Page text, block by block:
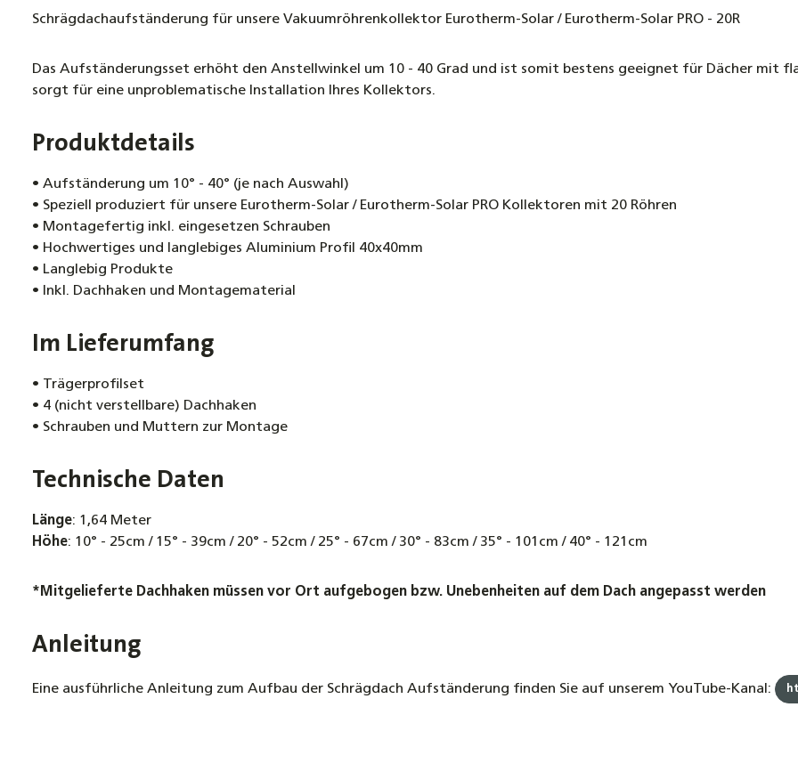
Schrägdachaufständerung für unsere Vakuumröhrenkollektor Eurotherm-Solar / Eurotherm-Solar PRO - 20R
Das Aufständerungsset erhöht den Anstellwinkel um 10 - 40 Grad und ist somit bestens geeignet für Dächer mit
sorgt für eine unproblematische Installation Ihres Kollektors.
Produktdetails
• Aufständerung um 10° - 40° (je nach Auswahl)
• Speziell produziert für unsere Eurotherm-Solar / Eurotherm-Solar PRO Kollektoren mit 20 Röhren
• Montagefertig inkl. eingesetzen Schrauben
• Hochwertiges und langlebiges Aluminium Profil 40x40mm
• Langlebig Produkte
• Inkl. Dachhaken und Montagematerial
Im Lieferumfang
• Trägerprofilset
• 4 (nicht verstellbare) Dachhaken
• Schrauben und Muttern zur Montage
Technische Daten
Länge: 1,64 Meter
Höhe: 10° - 25cm / 15° - 39cm / 20° - 52cm / 25° - 67cm / 30° - 83cm / 35° - 101cm / 40° - 121cm
*Mitgelieferte Dachhaken müssen vor Ort aufgebogen bzw. Unebenheiten auf dem Dach angepasst werden
Anleitung
Eine ausführliche Anleitung zum Aufbau der Schrägdach Aufständerung finden Sie auf unserem YouTube-Kanal: